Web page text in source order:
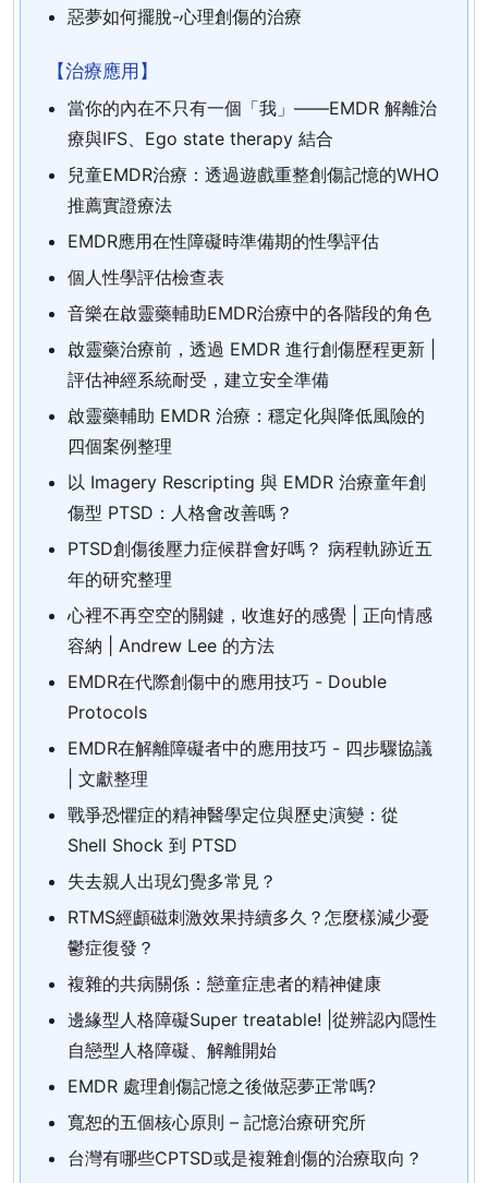
惡夢如何擺脫-心理創傷的治療
【治療應用】
當你的內在不只有一個「我」——EMDR 解離治
療與IFS、Ego state therapy 結合
兒童EMDR治療：透過遊戲重整創傷記憶的WHO
推薦實證療法
EMDR應用在性障礙時準備期的性學評估
個人性學評估檢查表
音樂在啟靈藥輔助EMDR治療中的各階段的角色
啟靈藥治療前，透過 EMDR 進行創傷歷程更新 |
評估神經系統耐受，建立安全準備
啟靈藥輔助 EMDR 治療：穩定化與降低風險的
四個案例整理
以 Imagery Rescripting 與 EMDR 治療童年創
傷型 PTSD：人格會改善嗎？
PTSD創傷後壓力症候群會好嗎？ 病程軌跡近五
年的研究整理
心裡不再空空的關鍵，收進好的感覺 | 正向情感
容納 | Andrew Lee 的方法
EMDR在代際創傷中的應用技巧 - Double
Protocols
EMDR在解離障礙者中的應用技巧 - 四步驟協議
| 文獻整理
戰爭恐懼症的精神醫學定位與歷史演變：從
Shell Shock 到 PTSD
失去親人出現幻覺多常見？
RTMS經顱磁刺激效果持續多久？怎麼樣減少憂
鬱症復發？
複雜的共病關係：戀童症患者的精神健康
邊緣型人格障礙Super treatable! |從辨認內隱性
自戀型人格障礙、解離開始
EMDR 處理創傷記憶之後做惡夢正常嗎?
寬恕的五個核心原則 – 記憶治療研究所
台灣有哪些CPTSD或是複雜創傷的治療取向？